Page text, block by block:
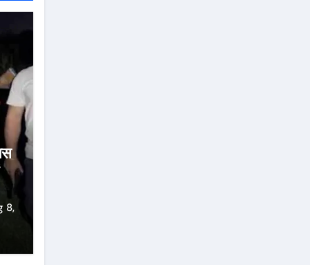
8,